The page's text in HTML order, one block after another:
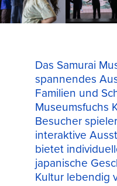
Das Samurai
spannendes
Familien und
Museumsfuchs
Besucher
interaktive
bietet
japanische
Kultur lebendig